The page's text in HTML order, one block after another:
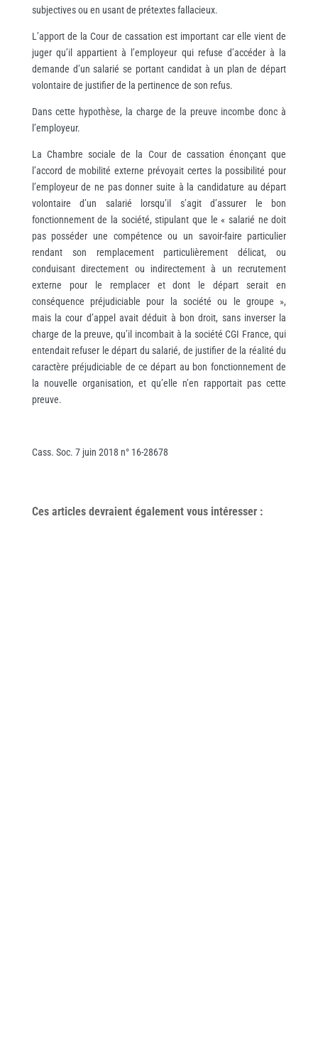
subjectives ou en usant de prétextes fallacieux.
L’apport de la Cour de cassation est important car elle vient de
juger qu’il appartient à l’employeur qui refuse d’accéder à la
demande d’un salarié se portant candidat à un plan de départ
volontaire de justifier de la pertinence de son refus.
Dans cette hypothèse, la charge de la preuve incombe donc à
l’employeur.
La Chambre sociale de la Cour de cassation énonçant que
l’accord de mobilité externe prévoyait certes la possibilité pour
l’employeur de ne pas donner suite à la candidature au départ
volontaire d’un salarié lorsqu’il s’agit d’assurer le bon
fonctionnement de la société, stipulant que le « salarié ne doit
pas posséder une compétence ou un savoir-faire particulier
rendant son remplacement particulièrement délicat, ou
conduisant directement ou indirectement à un recrutement
externe pour le remplacer et dont le départ serait en
conséquence préjudiciable pour la société ou le groupe »,
mais la cour d’appel avait déduit à bon droit, sans inverser la
charge de la preuve, qu’il incombait à la société CGI France, qui
entendait refuser le départ du salarié, de justifier de la réalité du
caractère préjudiciable de ce départ au bon fonctionnement de
la nouvelle organisation, et qu’elle n’en rapportait pas cette
preuve.
Cass. Soc. 7 juin 2018 n° 16-28678
Ces articles devraient également vous intéresser: